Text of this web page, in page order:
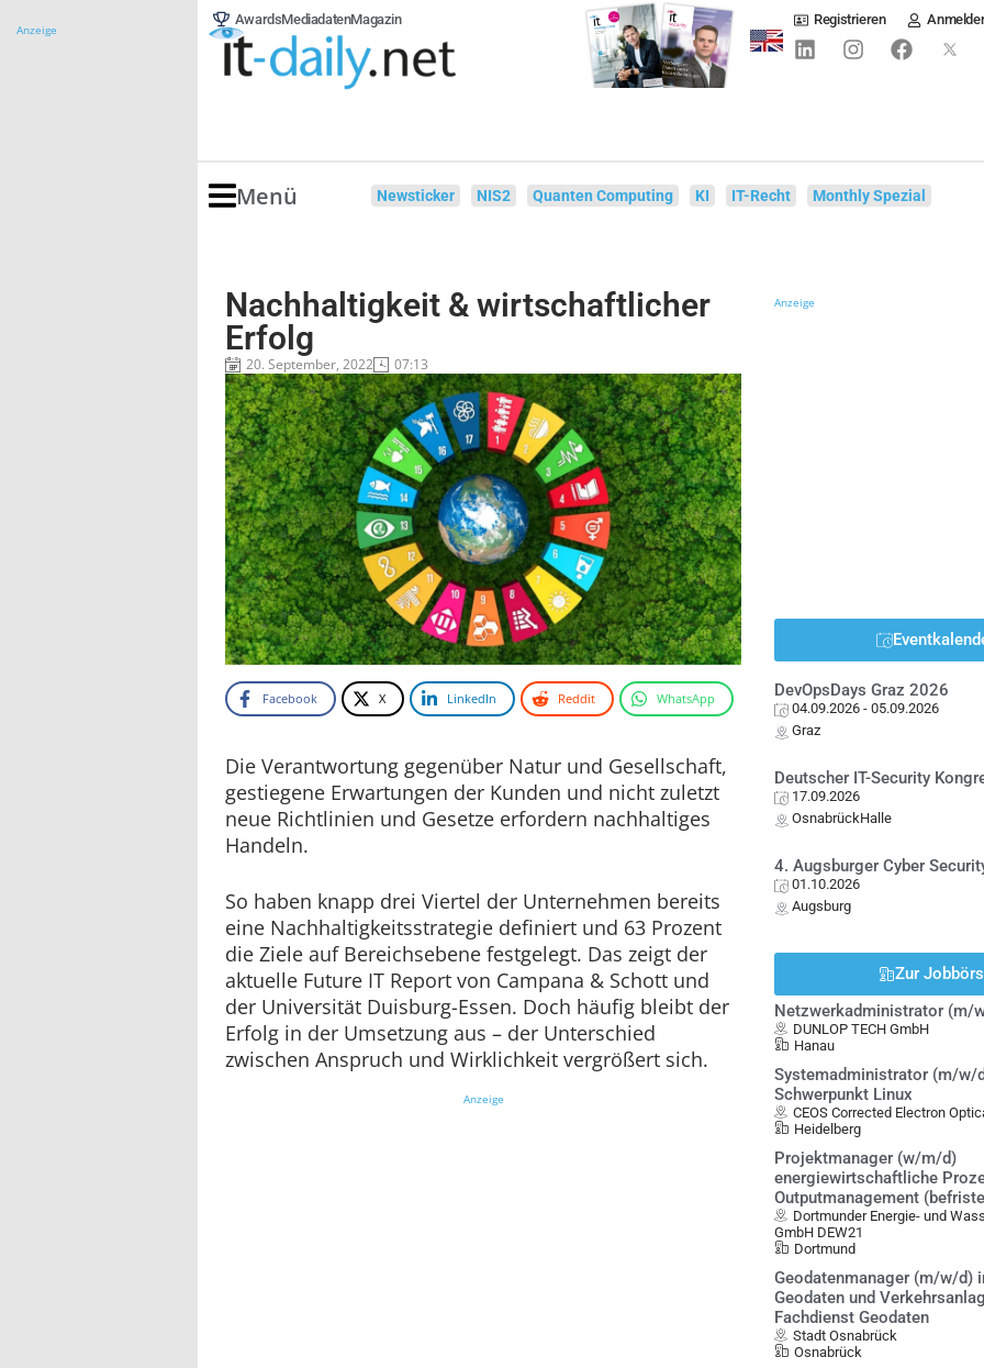
Anzeige
AwardsMediadatenMagazin Registrieren
Menü Newsticker NIS2 Quanten Computing KI IT-Recht Monthly Spezial
Nachhaltigkeit & wirtschaftlicher
Erfolg
20. September, 2022 07:13
Facebook X LinkedIn Reddit WhatsApp
Die Verantwortung gegenüber Natur und Gesellschaft,
gestiegene Erwartungen der Kunden und nicht zuletzt
neue Richtlinien und Gesetze erfordern nachhaltiges
Handeln.
So haben knapp drei Viertel der Unternehmen bereits
eine Nachhaltigkeitsstrategie definiert und 63 Prozent
die Ziele auf Bereichsebene festgelegt. Das zeigt der
aktuelle Future IT Report von Campana & Schott und
der Universität Duisburg-Essen. Doch häufig bleibt der
Erfolg in der Umsetzung aus – der Unterschied
zwischen Anspruch und Wirklichkeit vergrößert sich.
Anzeige
Anzeige
DevOpsDays Graz 2026
04.09.2026 - 05.09.2026
Graz
Deutscher IT-Security
17.09.2026
OsnabrückHalle
4. Augsburger Cyber
01.10.2026
Augsburg
Zur
Netzwerkadministrator (m/
DUNLOP TECH GmbH
Hanau
Systemadministrator (m/w/
Schwerpunkt Linux
CEOS Corrected Electron
Heidelberg
Projektmanager (w/m/d)
energiewirtschaftliche
Outputmanagement
Dortmunder Energie- und
GmbH DEW21
Dortmund
Geodatenmanager (m/w/d)
Geodaten und
Fachdienst Geodaten
Stadt Osnabrück
Osnabrück